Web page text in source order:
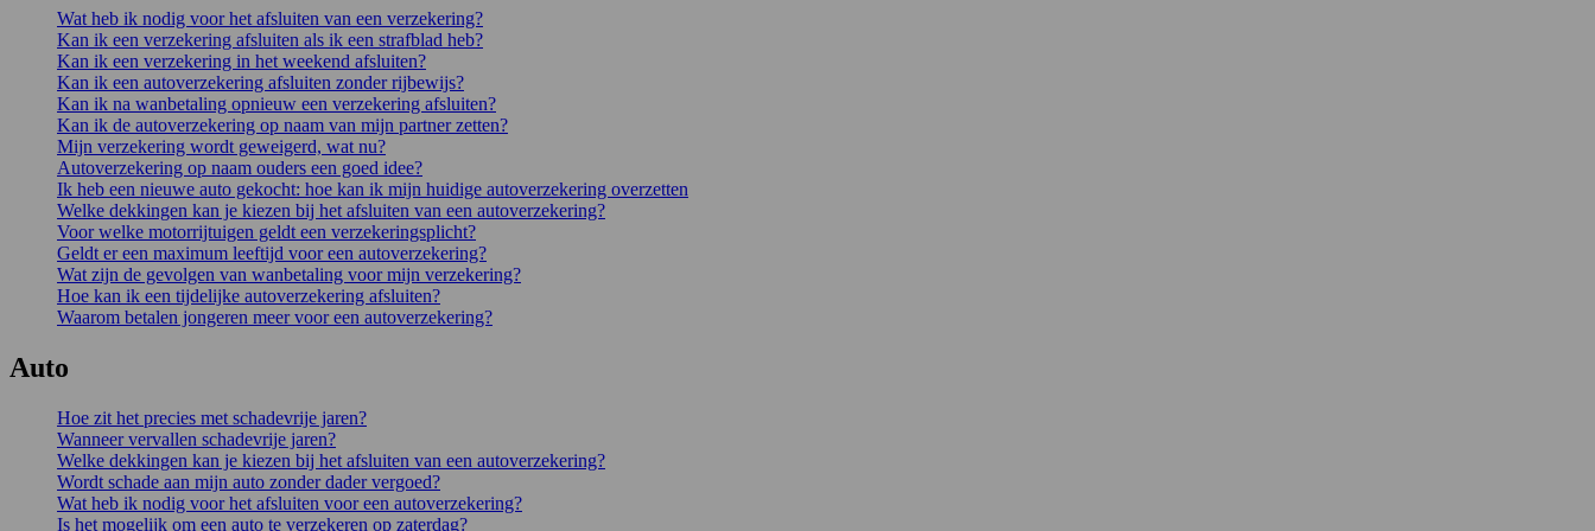
Wat heb ik nodig voor het afsluiten van een verzekering?
Kan ik een verzekering afsluiten als ik een strafblad heb?
Kan ik een verzekering in het weekend afsluiten?
Kan ik een autoverzekering afsluiten zonder rijbewijs?
Kan ik na wanbetaling opnieuw een verzekering afsluiten?
Kan ik de autoverzekering op naam van mijn partner zetten?
Mijn verzekering wordt geweigerd, wat nu?
Autoverzekering op naam ouders een goed idee?
Ik heb een nieuwe auto gekocht: hoe kan ik mijn huidige autoverzekering overzetten
Welke dekkingen kan je kiezen bij het afsluiten van een autoverzekering?
Voor welke motorrijtuigen geldt een verzekeringsplicht?
Geldt er een maximum leeftijd voor een autoverzekering?
Wat zijn de gevolgen van wanbetaling voor mijn verzekering?
Hoe kan ik een tijdelijke autoverzekering afsluiten?
Waarom betalen jongeren meer voor een autoverzekering?
Auto
Hoe zit het precies met schadevrije jaren?
Wanneer vervallen schadevrije jaren?
Welke dekkingen kan je kiezen bij het afsluiten van een autoverzekering?
Wordt schade aan mijn auto zonder dader vergoed?
Wat heb ik nodig voor het afsluiten voor een autoverzekering?
Is het mogelijk om een auto te verzekeren op zaterdag?